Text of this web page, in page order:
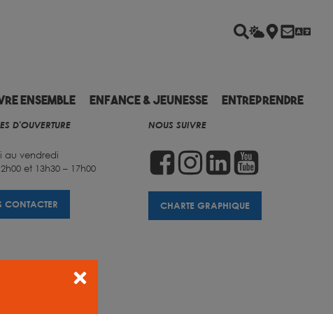
ensemble Enfance & Jeunesse Entreprendre
D'OUVERTURE
au vendredi
et 13h30 – 17h00
CONTACTER
NOUS SUIVRE
CHARTE GRAPHIQUE